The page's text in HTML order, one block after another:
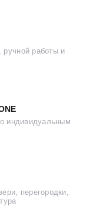
работы и
индивидуальным
перегородки,